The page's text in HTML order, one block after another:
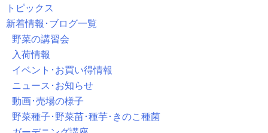
トピックス
新着情報･ブログ一覧
野菜の講習会
入荷情報
イベント･お買い得情報
ニュース･お知らせ
動画･売場の様子
野菜種子･野菜苗･種芋･きのこ種菌